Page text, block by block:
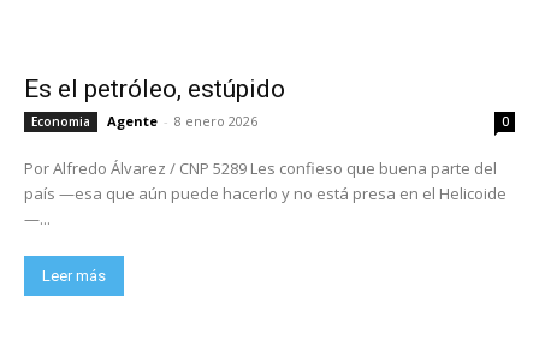
Es el petróleo, estúpido
Economia Agente - 8 enero 2026 0
Por Alfredo Álvarez / CNP 5289 Les confieso que buena parte del
país —esa que aún puede hacerlo y no está presa en el Helicoide
—...
Leer más